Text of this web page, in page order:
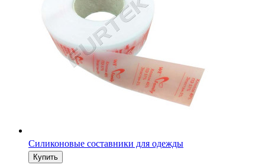
Силиконовые составники для одежды